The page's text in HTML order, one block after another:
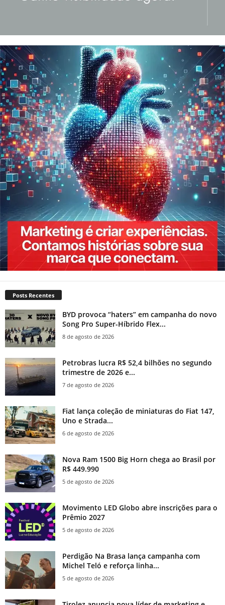
Posts Recentes
BYD provoca “haters” em campanha do novo
Song Pro Super-Híbrido Flex...
8 de agosto de 2026
Petrobras lucra R$ 52,4 bilhões no segundo
trimestre de 2026 e...
7 de agosto de 2026
Fiat lança coleção de miniaturas do Fiat 147,
Uno e Strada...
6 de agosto de 2026
Nova Ram 1500 Big Horn chega ao Brasil por
R$ 449.990
5 de agosto de 2026
Movimento LED Globo abre inscrições para o
Prêmio 2027
5 de agosto de 2026
Perdigão Na Brasa lança campanha com
Michel Teló e reforça linha...
5 de agosto de 2026